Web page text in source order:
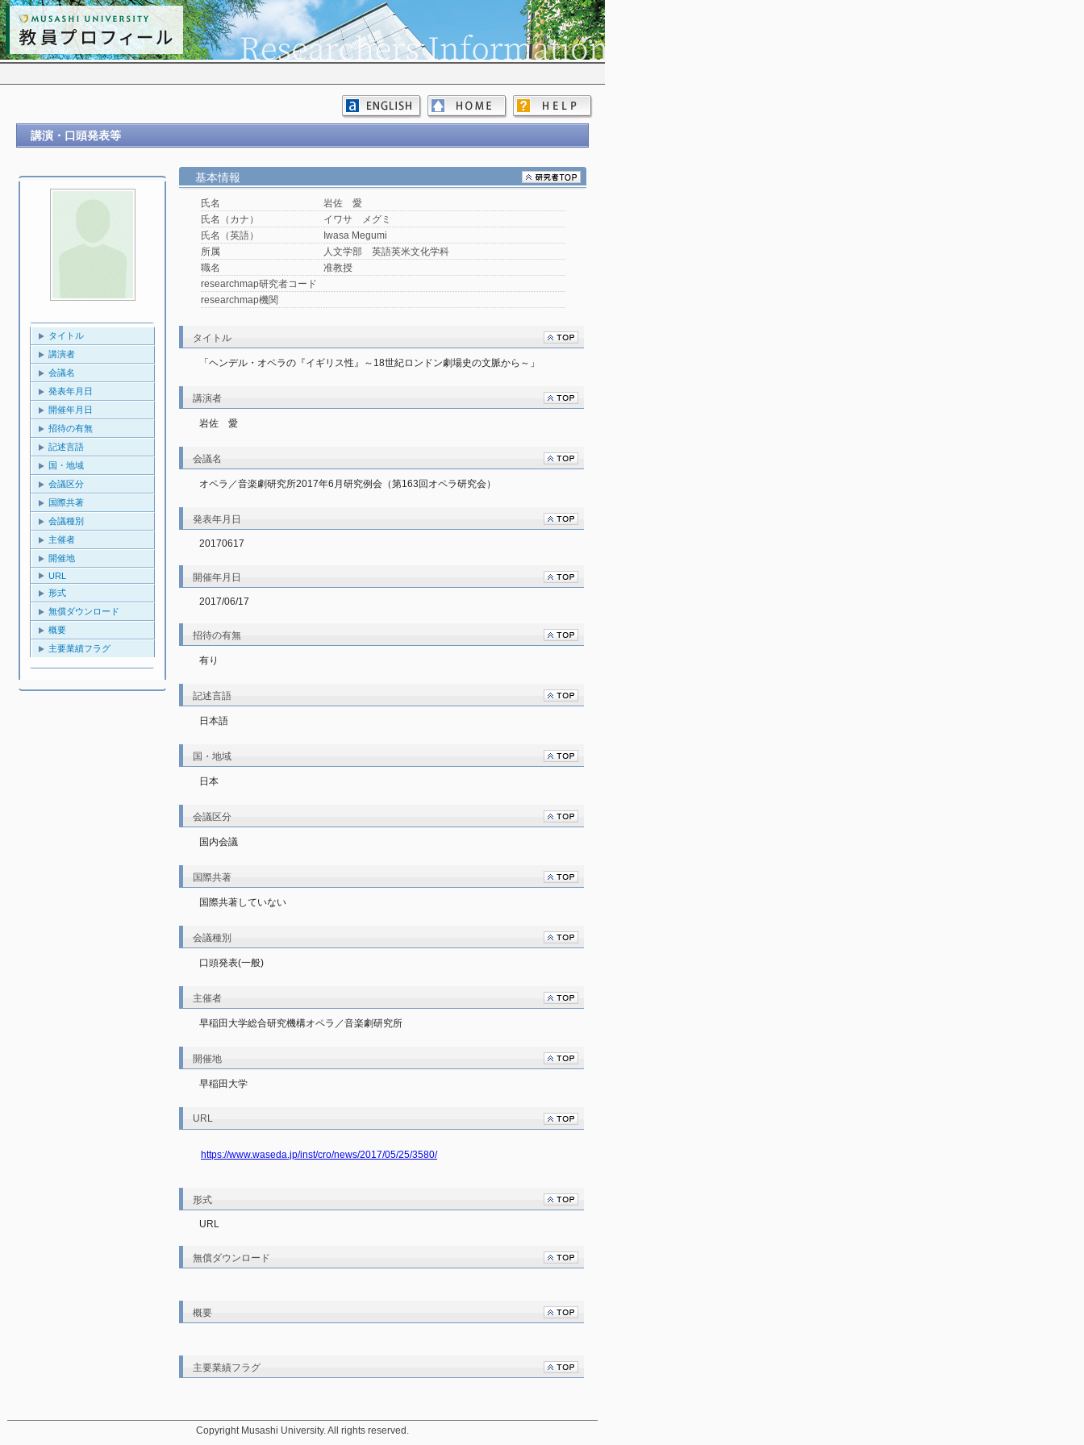
講演・口頭発表等
タイトル
講演者
会議名
発表年月日
開催年月日
招待の有無
記述言語
国・地域
会議区分
国際共著
会議種別
主催者
開催地
URL
形式
無償ダウンロード
概要
主要業績フラグ
基本情報
氏名
岩佐 愛
氏名（カナ）
イワサ メグミ
氏名（英語）
Iwasa Megumi
所属
人文学部 英語英米文化学科
職名
准教授
researchmap研究者コード
researchmap機関
タイトル
「ヘンデル・オペラの『イギリス性』～18世紀ロンドン劇場史の文脈から～」
講演者
岩佐　愛
会議名
オペラ／音楽劇研究所2017年6月研究例会（第163回オペラ研究会）
発表年月日
20170617
開催年月日
2017/06/17
招待の有無
有り
記述言語
日本語
国・地域
日本
会議区分
国内会議
国際共著
国際共著していない
会議種別
口頭発表(一般)
主催者
早稲田大学総合研究機構オペラ／音楽劇研究所
開催地
早稲田大学
URL
https://www.waseda.jp/inst/cro/news/2017/05/25/3580/
形式
URL
無償ダウンロード
概要
主要業績フラグ